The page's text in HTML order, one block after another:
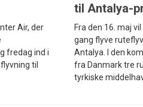
Air, der
fredag ind i
til
til Antalya-
Fra den 16. maj
gang flyve
Antalya. I den
fra Danmark tre
tyrkiske